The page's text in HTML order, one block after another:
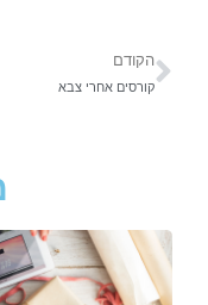
הקודם
קורסים אחרי צבא